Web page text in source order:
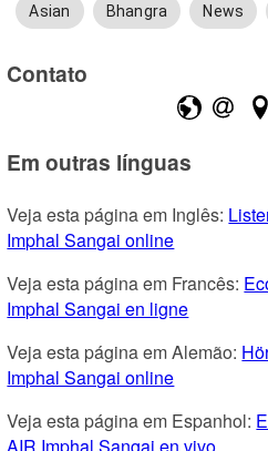
Asian Bhangra News
Contato
Em outras línguas
Veja esta página em Inglês:
Imphal Sangai online
Veja esta página em Francês:
Imphal Sangai en ligne
Veja esta página em Alemão:
Imphal Sangai online
Veja esta página em Espanhol:
AIR Imphal Sangai en vivo